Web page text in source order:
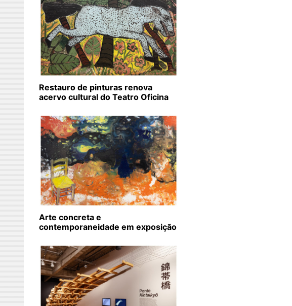
Restauro de pinturas renova
acervo cultural do Teatro Oficina
Arte concreta e
contemporaneidade em exposição